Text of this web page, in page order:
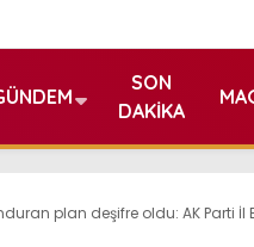
SON
DAKIKA
plan deşifre oldu: AK Parti İl